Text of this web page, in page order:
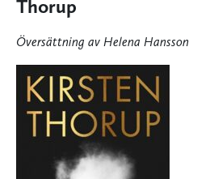
Thorup
Översättning av Helena Hansson